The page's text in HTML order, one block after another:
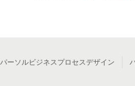
パーソルビジネスプロセスデザイン